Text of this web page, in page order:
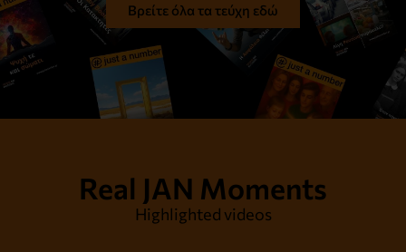
Βρείτε όλα τα τεύχη εδώ
Real JAN Moments
Highlighted videos